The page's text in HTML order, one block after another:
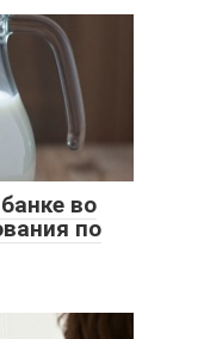
во
по